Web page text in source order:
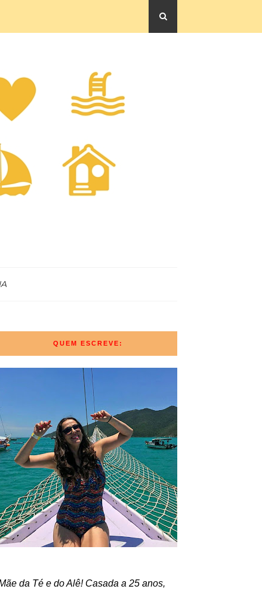
QUEM ESCREVE:
da Té e do Alê! Casada a 25 anos,